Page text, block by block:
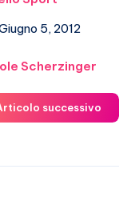
5, 2012
Scherzinger
successivo